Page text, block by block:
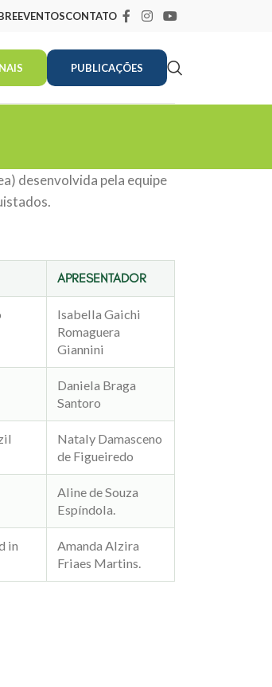
EVENTOSCONTATO
PUBLICAÇÕES
desenvolvida pela equipe
APRESENTADOR
Isabella Gaichi
Romaguera
Giannini
Daniela Braga
Santoro
Nataly Damasceno
de Figueiredo
Aline de Souza
Espíndola.
in
Amanda Alzira
Friaes Martins.